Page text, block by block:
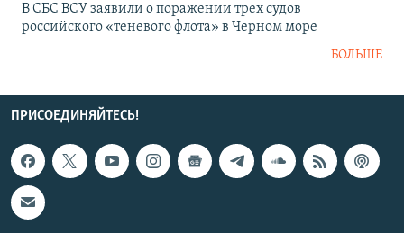
В СБС ВСУ заявили о поражении трех судов
российского «теневого флота» в Черном море
БОЛЬШЕ
ПРИСОЕДИНЯЙТЕСЬ!